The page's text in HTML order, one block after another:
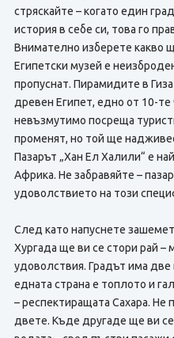
стряскайте – когато един
история в себе си, това го
Внимателно изберете какво
Египетски музей е
пропуснат. Пирамидите в
древен Египет, едно от 10-те
невъзмутимо посреща
променят, но той ще
Пазарът „Хан Ел Халили“ е
Африка. Не забравяйте –
удоволствието на този
След като напуснете
Хургада ще ви се стори рай –
удоволствия. Градът има
едната страна е топлото и
– респектиращата Сахара. Не
двете. Къде другаде ще ви